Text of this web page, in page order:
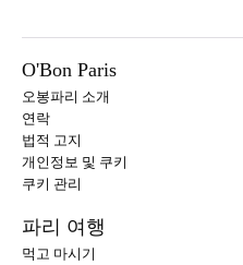
O'Bon Paris
오봉파리 소개
연락
법적 고지
개인정보 및 쿠키
쿠키 관리
파리 여행
먹고 마시기